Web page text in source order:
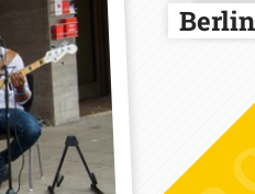
Berlin